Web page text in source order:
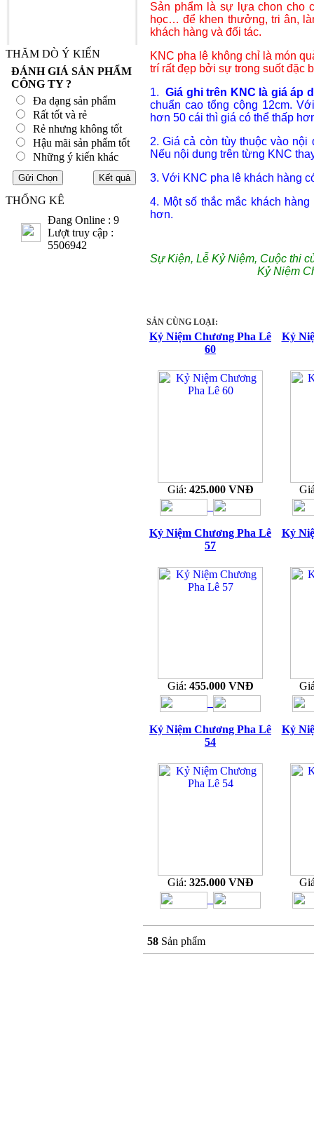
THĂM DÒ Ý KIẾN
ĐÁNH GIÁ SẢN PHẨM
CÔNG TY ?
Đa dạng sản phẩm
Rất tốt và rẻ
Rẻ nhưng không tốt
Hậu mãi sản phẩm tốt
Những ý kiến khác
THỐNG KÊ
Đang Online : 9
Lượt truy cập :
5506942
Sản phẩm là sự lựa chon cho
học… để khen thưởng, tri ân,
khách hàng và đối tác.
KNC pha lê không chỉ là món
trí rất đẹp bởi sự trong suốt đặc
1.Giá ghi trên KNC là giá áp
chuẩn cao tổng cộng 12cm.
hơn 50 cái thì giá có thể thấp
2. Giá cả còn tùy thuộc vào
Nếu nội dung trên từng KNC
3. Với KNC pha lê khách hàng
4. Một số thắc mắc khách
hơn.
Sự Kiện, Lễ Kỷ Niệm, Cuộc thi
Kỷ Niệm
SẢN CÙNG LOẠI:
Kỷ Niệm Chương Pha Lê
60
Giá: 425.000 VNĐ
Kỷ
Kỷ Niệm Chương Pha Lê
57
Giá: 455.000 VNĐ
Kỷ
Kỷ Niệm Chương Pha Lê
54
Giá: 325.000 VNĐ
Kỷ
58 Sản phẩm